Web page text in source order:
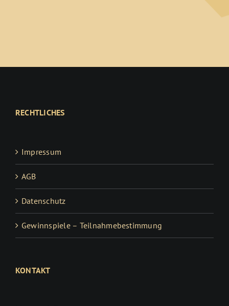
RECHTLICHES
Impressum
AGB
Datenschutz
Gewinnspiele – Teilnahmebestimmung
KONTAKT